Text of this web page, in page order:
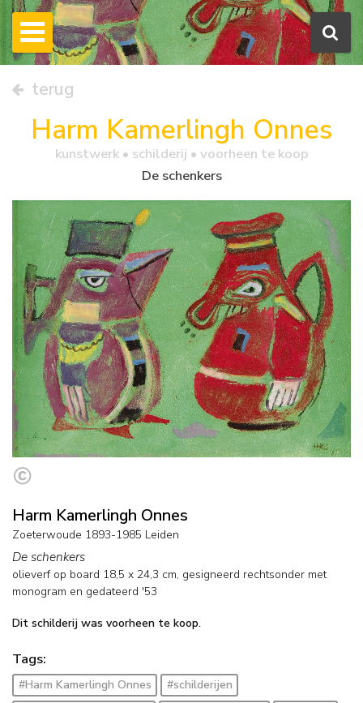
terug
Harm Kamerlingh Onnes
kunstwerk • schilderij • voorheen te koop
De schenkers
Harm Kamerlingh Onnes
Zoeterwoude 1893-1985 Leiden
De schenkers
olieverf op board 18,5 x 24,3 cm, gesigneerd rechtsonder met
monogram en gedateerd '53
Dit schilderij was voorheen te koop.
Tags:
#Harm Kamerlingh Onnes
#schilderijen